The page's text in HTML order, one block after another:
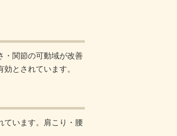
・関節の可動域が改善
とされています。
ています。肩こり・腰